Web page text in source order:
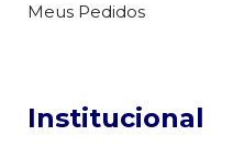
Meus Pedidos
Institucional